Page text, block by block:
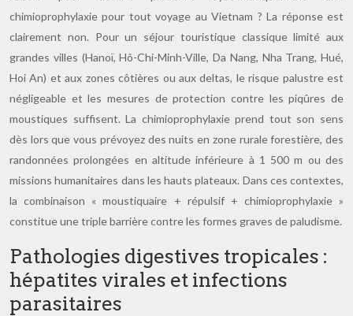
chimioprophylaxie pour tout voyage au Vietnam ? La réponse est
clairement non. Pour un séjour touristique classique limité aux
grandes villes (Hanoï, Hô-Chi-Minh-Ville, Da Nang, Nha Trang, Hué,
Hoi An) et aux zones côtières ou aux deltas, le risque palustre est
négligeable et les mesures de protection contre les piqûres de
moustiques suffisent. La chimioprophylaxie prend tout son sens
dès lors que vous prévoyez des nuits en zone rurale forestière, des
randonnées prolongées en altitude inférieure à 1 500 m ou des
missions humanitaires dans les hauts plateaux. Dans ces contextes,
la combinaison « moustiquaire + répulsif + chimioprophylaxie »
constitue une triple barrière contre les formes graves de paludisme.
Pathologies digestives tropicales :
hépatites virales et infections
parasitaires